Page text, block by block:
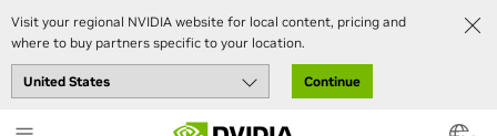
Visit your regional NVIDIA website for local content, pricing and
where to buy partners specific to your location.
Continue